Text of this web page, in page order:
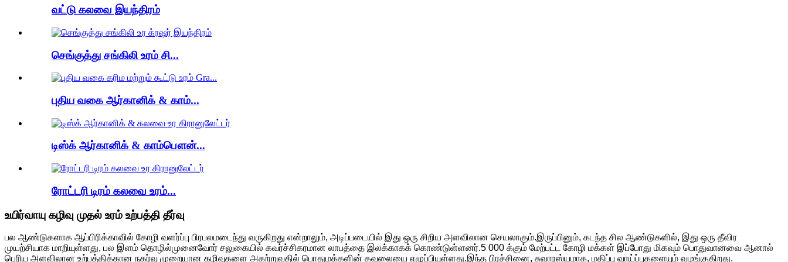
வட்டு கலவை இயந்திரம்
செங்குத்து சங்கிலி உரம் சி...
புதிய வகை ஆர்கானிக் & காம்...
டிஸ்க் ஆர்கானிக் & காம்பௌன்...
ரோட்டரி டிரம் கலவை உரம்...
உயிர்வாயு கழிவு முதல் உரம் உற்பத்தி தீர்வு
பல ஆண்டுகளாக ஆப்பிரிக்காவில் கோழி வளர்ப்பு பிரபலமடைந்து வருகிறது என்றாலும், அடிப்படையில் இது ஒரு சிறிய அளவிலான செயலாகும்.இருப்பினும், கடந்த சில ஆண்டுகளில், இது ஒரு தீவிர
முயற்சியாக மாறியுள்ளது, பல இளம் தொழில்முனைவோர் சலுகையில் கவர்ச்சிகரமான லாபத்தை இலக்காகக் கொண்டுள்ளனர்.5 000 க்கும் மேற்பட்ட கோழி மக்கள் இப்போது மிகவும் பொதுவானவை ஆனால்
பெரிய அளவிலான உற்பத்திக்கான நகர்வு முறையான கழிவுகளை அகற்றுவதில் பொதுமக்களின் கவலையை எழுப்பியுள்ளது.இந்த பிரச்சினை, சுவாரஸ்யமாக, மதிப்பு வாய்ப்புகளையும் வழங்குகிறது.